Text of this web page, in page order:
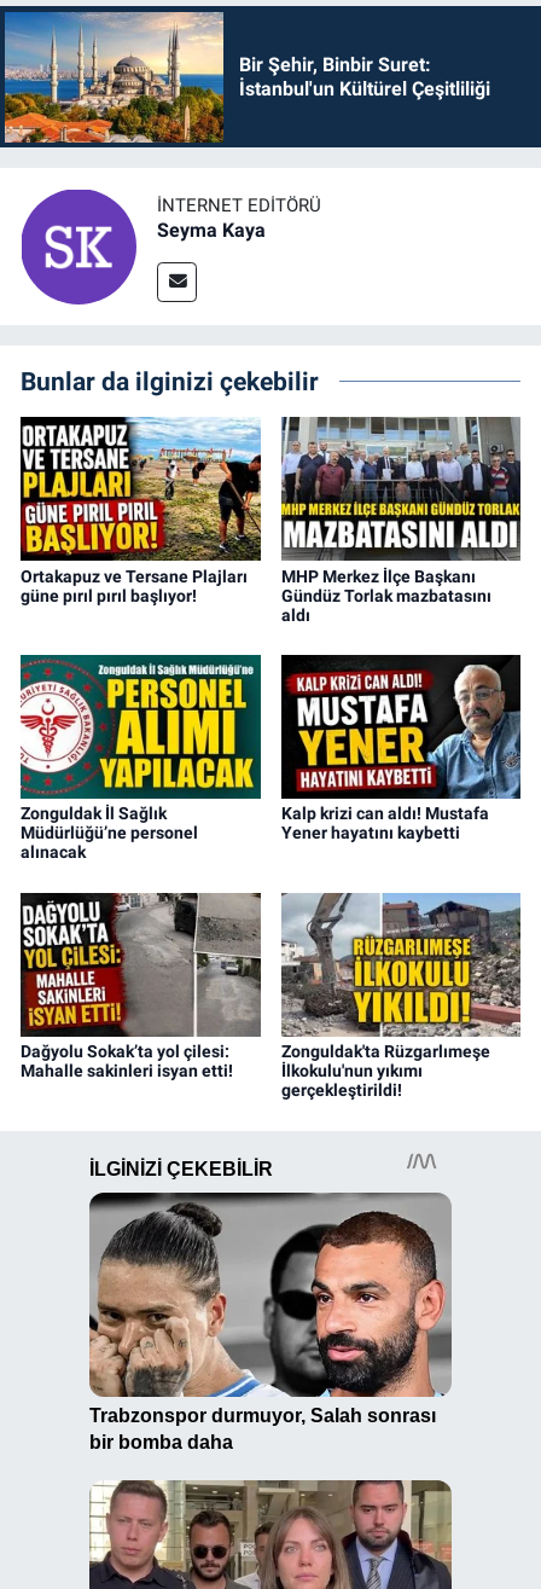
Bir Şehir, Binbir Suret:
İstanbul'un Kültürel Çeşitliliği
İNTERNET EDITÖRÜ
Seyma Kaya
Bunlar da ilginizi çekebilir
Ortakapuz ve Tersane Plajları
güne pırıl pırıl başlıyor!
MHP Merkez İlçe Başkanı
Gündüz Torlak mazbatasını
aldı
Zonguldak İl Sağlık
Müdürlüğü’ne personel
alınacak
Kalp krizi can aldı! Mustafa
Yener hayatını kaybetti
Dağyolu Sokak’ta yol çilesi:
Mahalle sakinleri isyan etti!
Zonguldak'ta Rüzgarlımeşe
İlkokulu'nun yıkımı
gerçekleştirildi!